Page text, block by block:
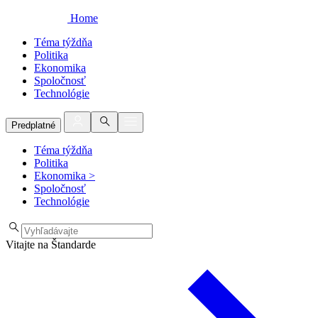
Home
Téma týždňa
Politika
Ekonomika
Spoločnosť
Technológie
Predplatné
Téma týždňa
Politika
Ekonomika >
Spoločnosť
Technológie
Vitajte na Štandarde